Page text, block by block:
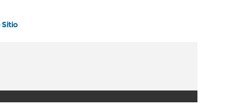
Sitio